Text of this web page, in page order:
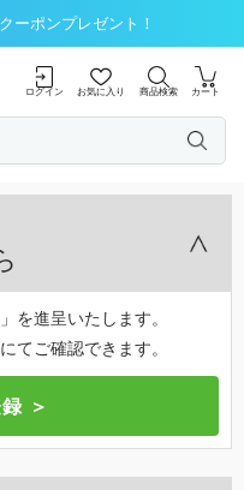
ーポンプレゼント！
ログイン お気に入り 商品検索 カート
を進呈いたします。
てご確認できます。